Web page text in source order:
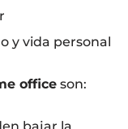
y vida personal
office son:
bajar la